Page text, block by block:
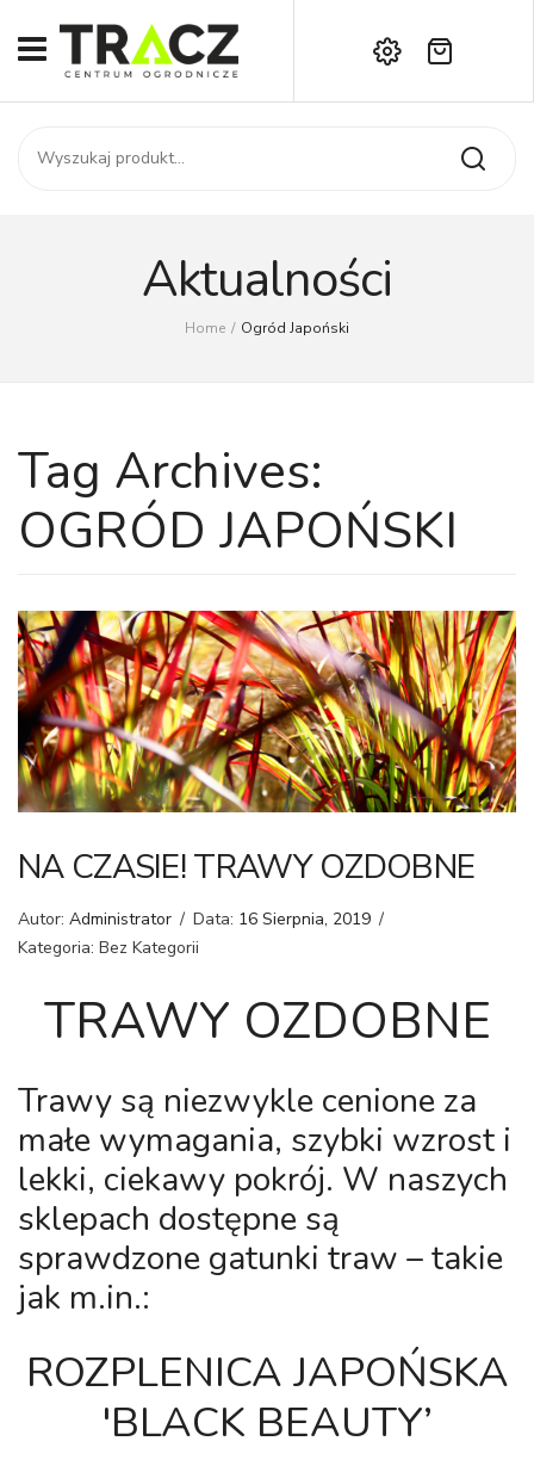
START
SKLEP
Kontakt
Brak produktów w koszyku.
Aktualności
Home / Ogród Japoński
Tag Archives:
OGRÓD JAPOŃSKI
NA CZASIE! TRAWY OZDOBNE
Autor: Administrator / Data: 16 Sierpnia, 2019 /
Kategoria: Bez Kategorii
TRAWY OZDOBNE
Trawy są niezwykle cenione za
małe wymagania, szybki wzrost i
lekki, ciekawy pokrój. W naszych
sklepach dostępne są
sprawdzone gatunki traw – takie
jak m.in.:
ROZPLENICA JAPOŃSKA
'BLACK BEAUTY’